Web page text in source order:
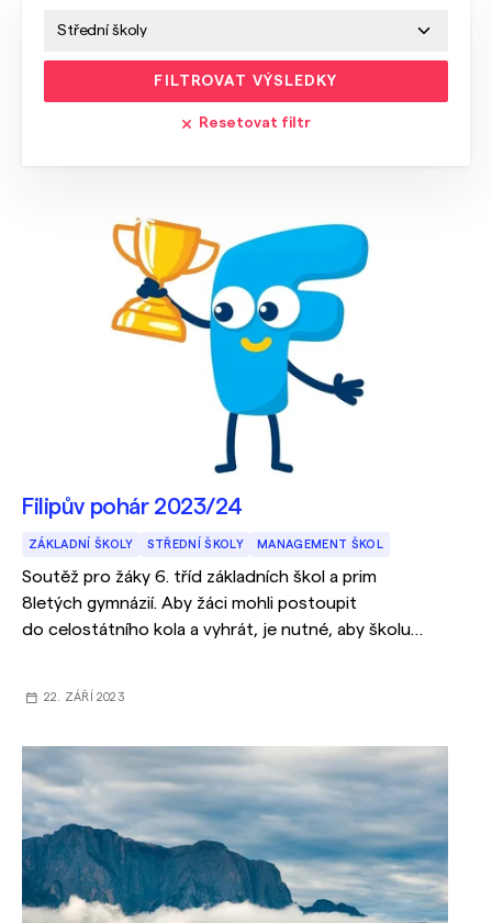
FILTROVAT VÝSLEDKY
Resetovat filtr
Filipův pohár 2023/24
ZÁKLADNÍ ŠKOLY STŘEDNÍ ŠKOLY MANAGEMENT ŠKOL
Soutěž pro žáky 6. tříd základních škol a prim
8letých gymnázií. Aby žáci mohli postoupit
do celostátního kola a vyhrát, je nutné, aby školu
22. ZÁŘÍ 2023